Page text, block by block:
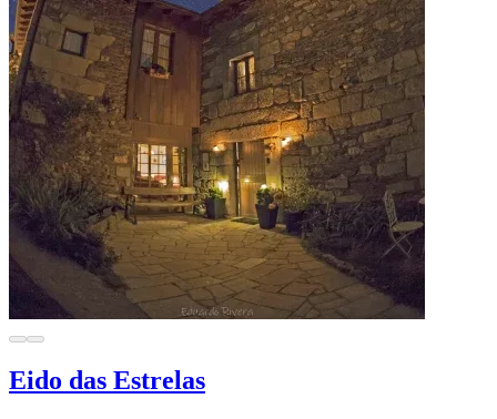
Eido das Estrelas